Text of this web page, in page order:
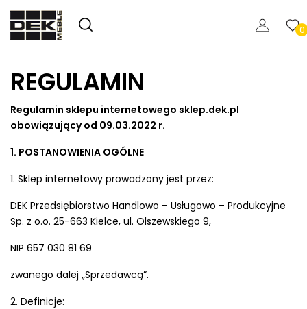
0
REGULAMIN
Regulamin sklepu internetowego sklep.dek.pl
obowiązujący od 09.03.2022 r.
1. POSTANOWIENIA OGÓLNE
1. Sklep internetowy prowadzony jest przez:
DEK Przedsiębiorstwo Handlowo – Usługowo – Produkcyjne
Sp. z o.o. 25-663 Kielce, ul. Olszewskiego 9,
NIP 657 030 81 69
zwanego dalej „Sprzedawcą”.
2. Definicje: